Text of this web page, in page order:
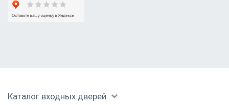
Солнечногорск
Ступино
Чехов
Каталог входных дверей